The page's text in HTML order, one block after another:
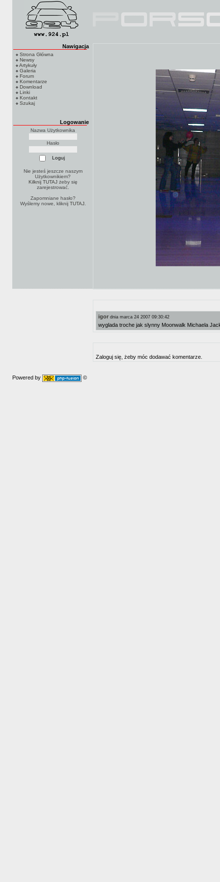
Nawigacja
Strona Główna
Newsy
Artykuły
Galeria
Forum
Komentarze
Download
Linki
Kontakt
Szukaj
Logowanie
Nazwa Użytkownika
Hasło
Nie jesteś jeszcze naszym
Użytkownikiem?
Kilknij TUTAJżeby się
zarejestrować.
Zapomniane hasło?
Wyślemy nowe, kliknij TUTAJ.
igor dnia marca 24 2007 09:30:42
wyglada troche jak slynny Moonwalk Michaela
Zaloguj się, żeby móc dodawać komentarze.
Powered by ©